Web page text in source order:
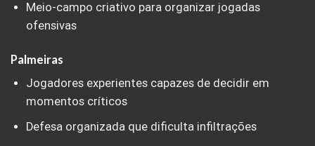
Meio-campo criativo para organizar jogadas
ofensivas
Palmeiras
Jogadores experientes capazes de decidir em
momentos críticos
Defesa organizada que dificulta infiltrações